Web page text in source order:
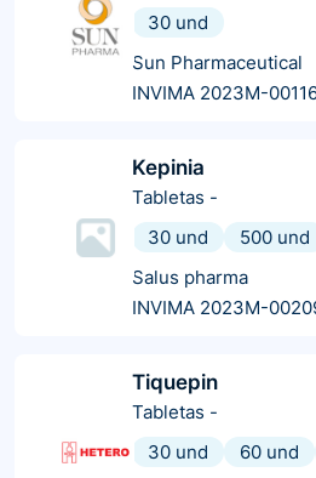
30 und
Sun Pharmaceutical
INVIMA 2023M-
Kepinia
Tabletas -
30 und
500 und
Salus pharma
INVIMA 2023M-
Tiquepin
Tabletas -
30 und
60 und